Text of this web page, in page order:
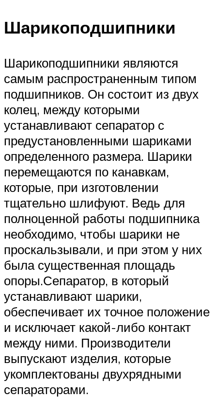
Шарикоподшипники
Шарикоподшипники являются
самым распространенным типом
подшипников. Он состоит из двух
колец, между которыми
устанавливают сепаратор с
предустановленными шариками
определенного размера. Шарики
перемещаются по канавкам,
которые, при изготовлении
тщательно шлифуют. Ведь для
полноценной работы подшипника
необходимо, чтобы шарики не
проскальзывали, и при этом у них
была существенная площадь
опоры.Сепаратор, в который
устанавливают шарики,
обеспечивает их точное положение
и исключает какой-либо контакт
между ними. Производители
выпускают изделия, которые
укомплектованы двухрядными
сепараторами.